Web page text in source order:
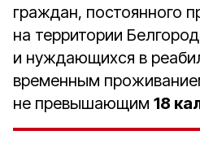
граждан, постоянного
на территории
и нуждающихся в
временным
не превышающим 18